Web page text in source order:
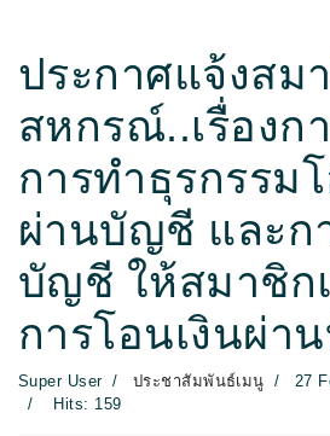
ประกาศแจ้งสม
สหกรณ์..เรื่องก
การทำธุรกรรม
ผ่านบัญชี และก
บัญชี ให้สมาชิก
การโอนเงินผ่า
Super User ประชาสัมพันธ์เมนู
27
Hits: 159